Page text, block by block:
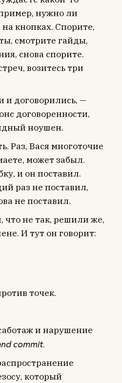
нужно ли
кнопках. Спорите,
смотрите гайды,
снова спорите.
возитесь три
и договорились, —
договоренности,
ноушен.
Раз, Вася многоточие
может забыл.
и он поставил.
раз не поставил,
не поставил.
что не так, решили же,
И тут он говорит:
точек.
и нарушение
commit.
который